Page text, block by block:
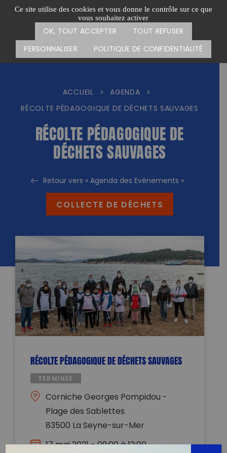
Ce site utilise des cookies et vous donne le contrôle sur ce que
vous souhaitez activer
OK, TOUT ACCEPTER
TOUT REFUSER
PERSONNALISER
POLITIQUE DE CONFIDENTIALITÉ
Passer
Menu
CARTE DES ACTIONS FAIRE UN DON
ACCUEIL > AGENDA
>
RÉCOLTE PÉDAGOGIQUE DE DÉCHETS SAUVAGES
RÉCOLTE PÉDAGOGIQUE DE
DÉCHETS SAUVAGES
Retour vers « Agenda des Evénements »
COLLECTE DE DÉCHETS
RÉCOLTE PÉDAGOGIQUE DE DÉCHETS SAUVAGES
TERMINÉE
Corniche Georges Pompidou -
Plage des Sablettes
83500 La Seyne-sur-Mer
17 mai 2021 - 09:00 à 12:00